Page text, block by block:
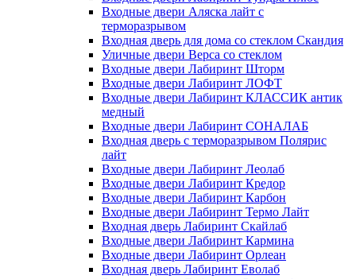
Входные двери Аляска лайт с
терморазрывом
Входная дверь для дома со стеклом Скандия
Уличные двери Верса со стеклом
Входные двери Лабиринт Шторм
Входные двери Лабиринт ЛОФТ
Входные двери Лабиринт КЛАССИК антик
медный
Входные двери Лабиринт СОНАЛАБ
Входная дверь с терморазрывом Полярис
лайт
Входные двери Лабиринт Леолаб
Входные двери Лабиринт Кредор
Входные двери Лабиринт Карбон
Входные двери Лабиринт Термо Лайт
Входная дверь Лабиринт Скайлаб
Входные двери Лабиринт Кармина
Входные двери Лабиринт Орлеан
Входная дверь Лабиринт Еволаб